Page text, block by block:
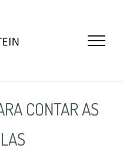
CONTAR AS